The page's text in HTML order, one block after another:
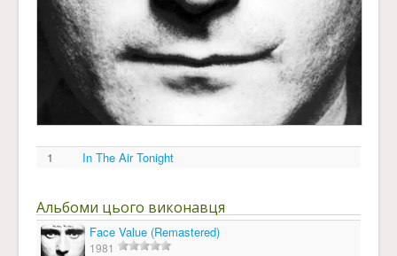
1 In The Air Tonight
Альбоми цього виконавця
Face Value (Remastered)
1981